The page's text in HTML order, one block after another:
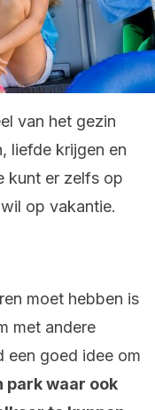
van het gezin
liefde krijgen en
kunt er zelfs op
op vakantie.
moet hebben is
met andere
een goed idee om
park waar ook